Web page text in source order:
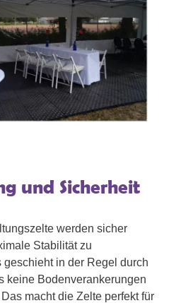
und Sicherheit
werden sicher
Stabilität zu
geschieht in der Regel durch
keine Bodenverankerungen
macht die Zelte perfekt für